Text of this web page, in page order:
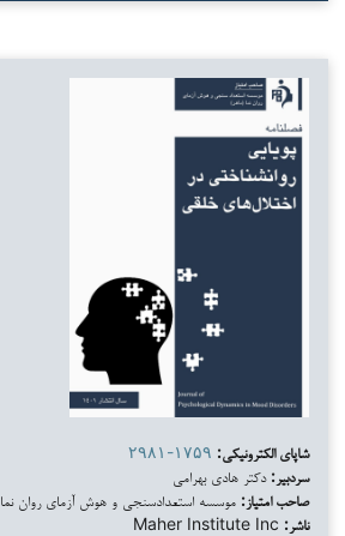
شاپای الکترونیکی: ۲۹۸۱-۱۷۵۹
سردبیر: دکتر هادی بهرامی
صاحب امتیاز: موسسه استعدادسنجی و هوش آزمای روان نما
ناشر: